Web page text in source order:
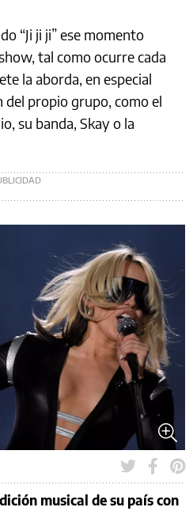
“Ji ji ji” ese momento
tal como ocurre cada
la aborda, en especial
del propio grupo, como el
su banda, Skay o la
musical de su país con